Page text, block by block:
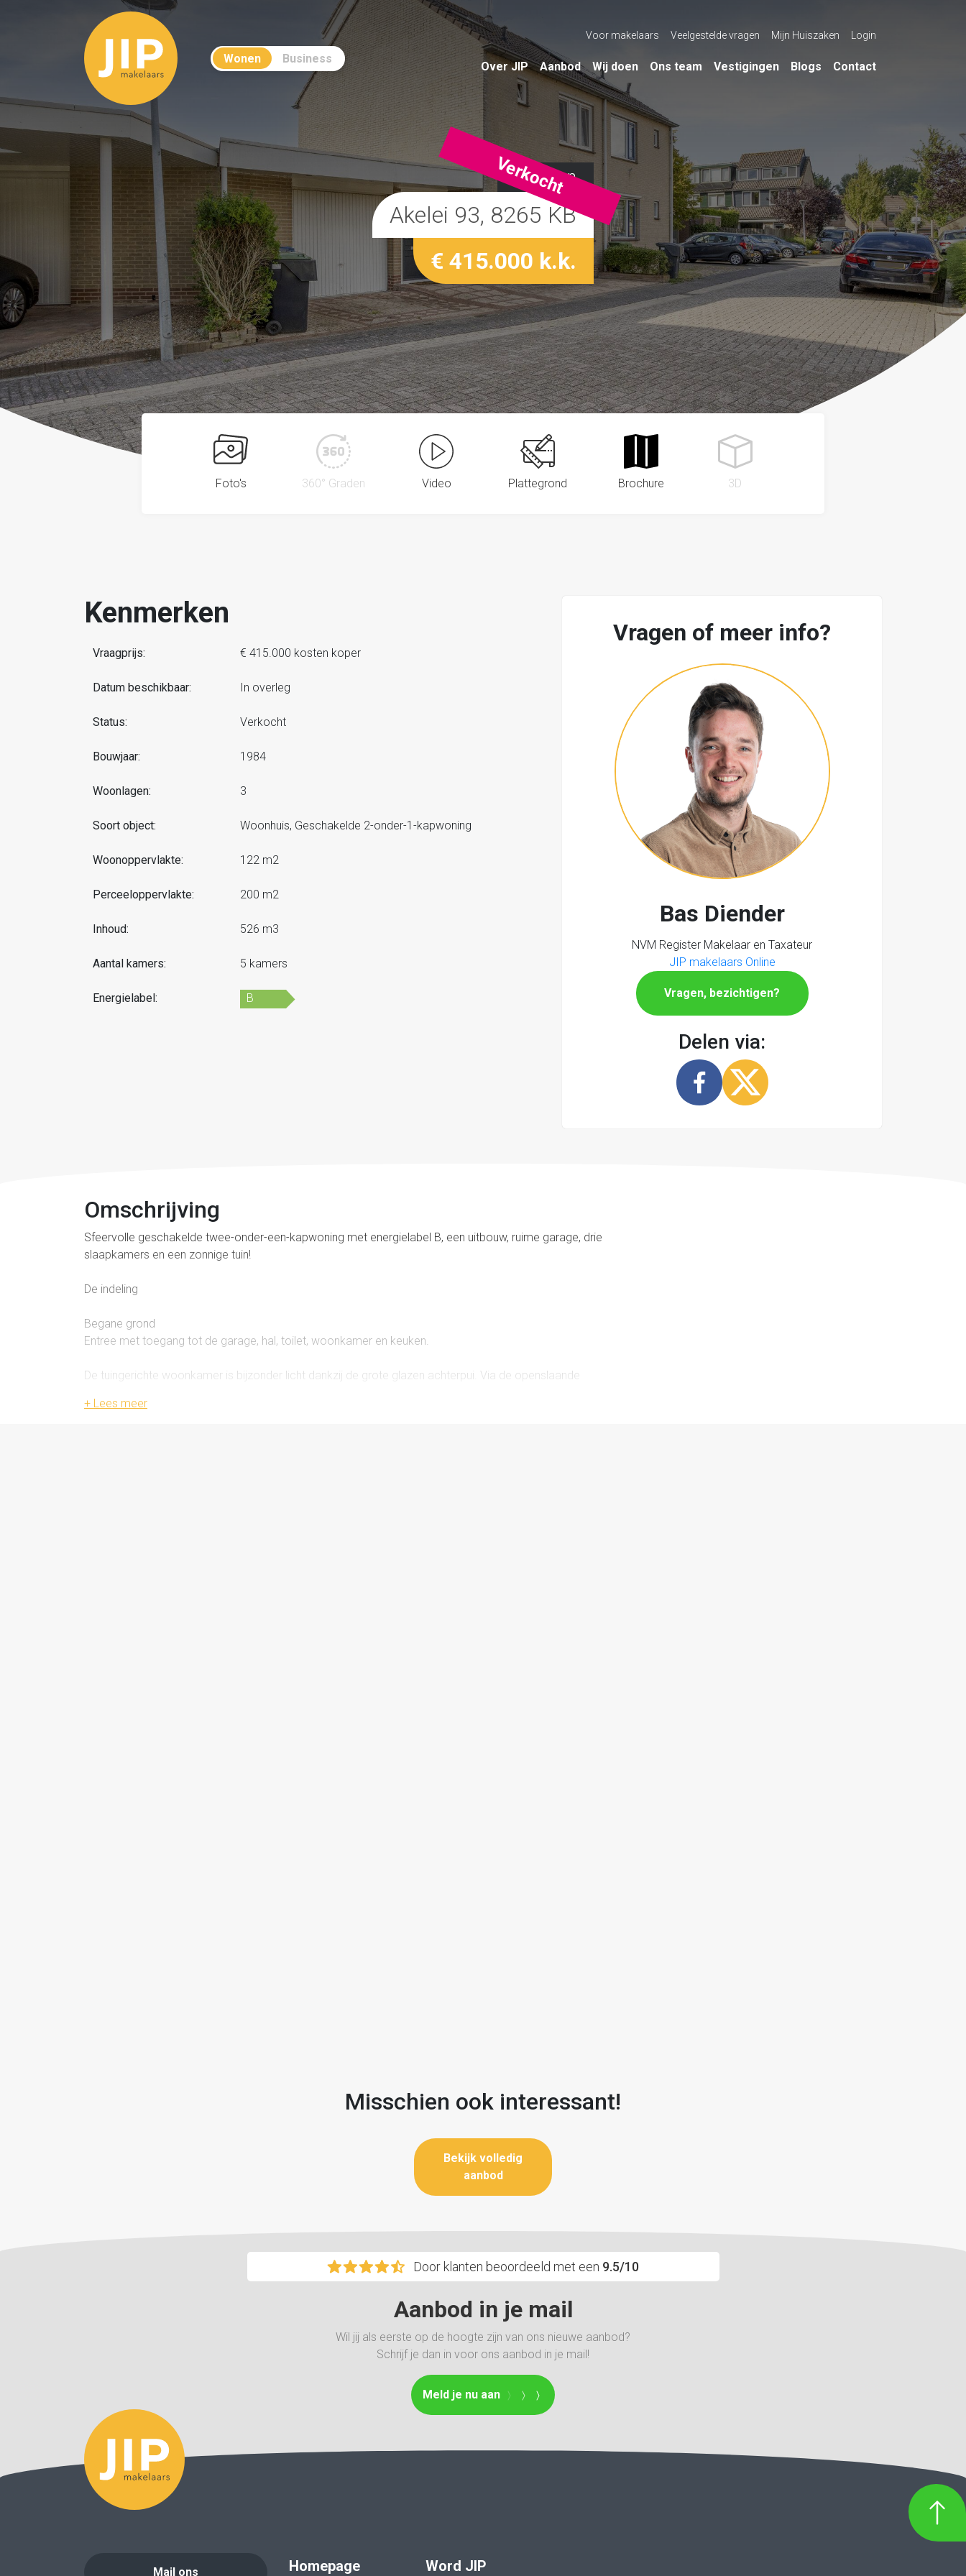
Wonen Business
Voor makelaars Veelgestelde vragen Mijn Huiszaken Login
Over JIP Aanbod Wij doen Ons team Vestigingen Blogs Contact
Kampen
Verkocht
Akelei 93, 8265 KB
€ 415.000 k.k.
Foto's 360° Graden Video Plattegrond Brochure 3D
Kenmerken
Vraagprijs: € 415.000 kosten koper
Datum beschikbaar: In overleg
Status: Verkocht
Bouwjaar: 1984
Woonlagen: 3
Soort object: Woonhuis, Geschakelde 2-onder-1-kapwoning
Woonoppervlakte: 122 m2
Perceeloppervlakte: 200 m2
Inhoud: 526 m3
Aantal kamers: 5 kamers
Energielabel: B
Vragen of meer info?
Bas Diender
NVM Register Makelaar en Taxateur
JIP makelaars Online
Vragen, bezichtigen?
Delen via:
Omschrijving
Sfeervolle geschakelde twee-onder-een-kapwoning met energielabel B, een uitbouw, ruime garage, drie
slaapkamers en een zonnige tuin!
De indeling
Begane grond
Entree met toegang tot de garage, hal, toilet, woonkamer en keuken.
De tuingerichte woonkamer is bijzonder licht dankzij de grote glazen achterpui. Via de openslaande
vernieuwd en uitgerust met diverse inbouwapparatuur, waaronder een inductiekookplaat met
Misschien ook interessant!
Bekijk volledig
aanbod
Door klanten beoordeeld met een 9.5/10
Aanbod in je mail
Wil jij als eerste op de hoogte zijn van ons nieuwe aanbod?
Schrijf je dan in voor ons aanbod in je mail!
Meld je nu aan
Mail ons Homepage Word JIP